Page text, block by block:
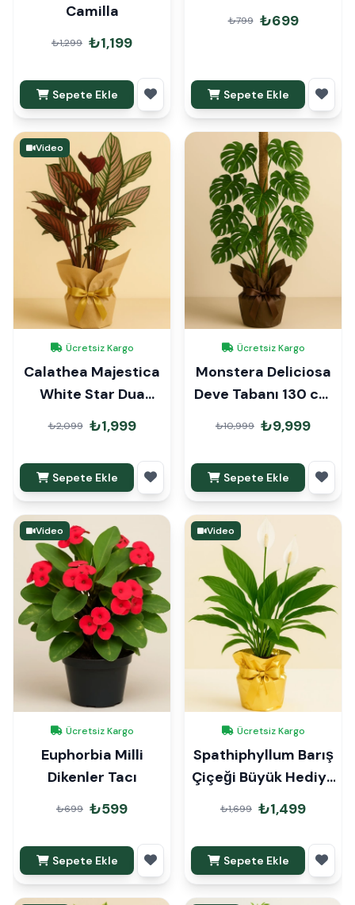
Camilla
₺1,299 ₺1,199
Sepete Ekle
₺799 ₺699
Sepete Ekle
Video
Ücretsiz Kargo
Calathea Majestica
White Star Dua
Çiçeği Hediye
Paketli
₺2,099 ₺1,999
Sepete Ekle
Ücretsiz Kargo
Monstera Deliciosa
Deve Tabanı 130 cm
Mons Çubuklu
₺10,999 ₺9,999
Sepete Ekle
Video
Ücretsiz Kargo
Euphorbia Milli
Dikenler Tacı
₺699 ₺599
Sepete Ekle
Video
Ücretsiz Kargo
Spathiphyllum Barış
Çiçeği Büyük Hediye
Paketli
₺1,699 ₺1,499
Sepete Ekle